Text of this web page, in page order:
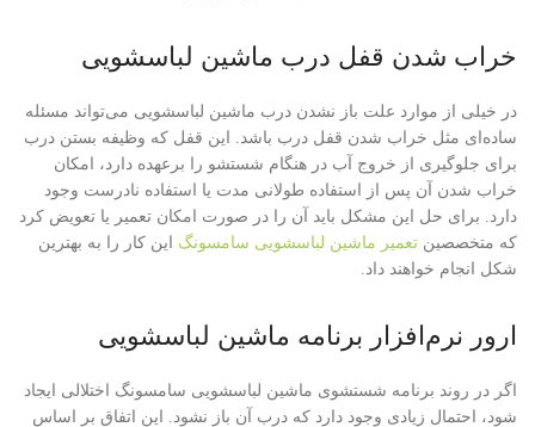
خراب شدن قفل درب ماشین لباسشویی
در خیلی از موارد علت باز نشدن درب ماشین لباسشویی می‌تواند مسئله
ساده‌ای مثل خراب شدن قفل درب باشد. این قفل که وظیفه بستن درب
برای جلوگیری از خروج آب در هنگام شستشو را برعهده دارد، امکان
خراب شدن آن پس از استفاده طولانی مدت یا استفاده نادرست وجود
دارد. برای حل این مشکل باید آن را در صورت امکان تعمیر یا تعویض کرد
که متخصصین تعمیر ماشین لباسشویی سامسونگ این کار را به بهترین
شکل انجام خواهند داد.
ارور نرم‌افزار برنامه ماشین لباسشویی
اگر در روند برنامه شستشوی ماشین لباسشویی سامسونگ اختلالی ایجاد
شود، احتمال زیادی وجود دارد که درب آن باز نشود. این اتفاق بر اساس